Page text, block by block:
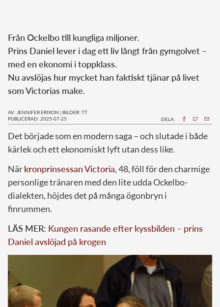
Från Ockelbo till kungliga miljoner.
Prins Daniel lever i dag ett liv långt från gymgolvet –
med en ekonomi i toppklass.
Nu avslöjas hur mycket han faktiskt tjänar på livet
som Victorias make.
AV: JENNIFER ERIXON | BILDER: TT
PUBLICERAD: 2025-07-25
DELA:
Det började som en modern saga – och slutade i både
kärlek och ett ekonomiskt lyft utan dess like.
Närkronprinsessan Victoria, 48, föll för den charmige
personlige tränaren med den lite udda Ockelbo-
dialekten, höjdes det på många ögonbryn i
finrummen.
LÄS MER: Kungen rasande efter kyssbilden – prins
Daniel avslöjad på krogen